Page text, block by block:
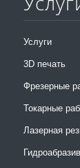
Услуги
3D печать
Фрезерные
Токарные
Лазерная